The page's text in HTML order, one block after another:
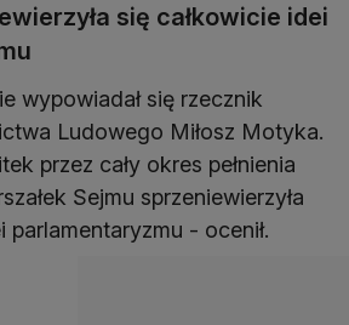
się całkowicie idei
wypowiadał się rzecznik
Ludowego Miłosz Motyka.
przez cały okres pełnienia
Sejmu sprzeniewierzyła
parlamentaryzmu - ocenił.